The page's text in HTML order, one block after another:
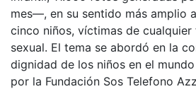
mes—, en su sentido más amplio
cinco niños, víctimas de cualquier
sexual. El tema se abordó en la
dignidad de los niños en el
por la Fundación Sos Telefono